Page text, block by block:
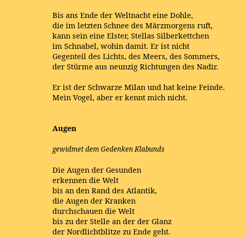
Bis ans Ende der Weltnacht eine Dohle,
die im letzten Schnee des Märzmorgens ruft,
kann sein eine Elster, Stellas Silberkettchen
im Schnabel, wohin damit. Er ist nicht
Gegenteil des Lichts, des Meers, des Sommers,
der Stürme aus neunzig Richtungen des Nadir.
Er ist der Schwarze Milan und hat keine Feinde.
Mein Vogel, aber er kennt mich nicht.
Augen
gewidmet dem Gedenken Klabunds
Die Augen der Gesunden
erkennen die Welt
bis an den Rand des Atlantik,
die Augen der Kranken
durchschauen die Welt
bis zu der Stelle an der der Glanz
der Nordlichtblitze zu Ende geht.